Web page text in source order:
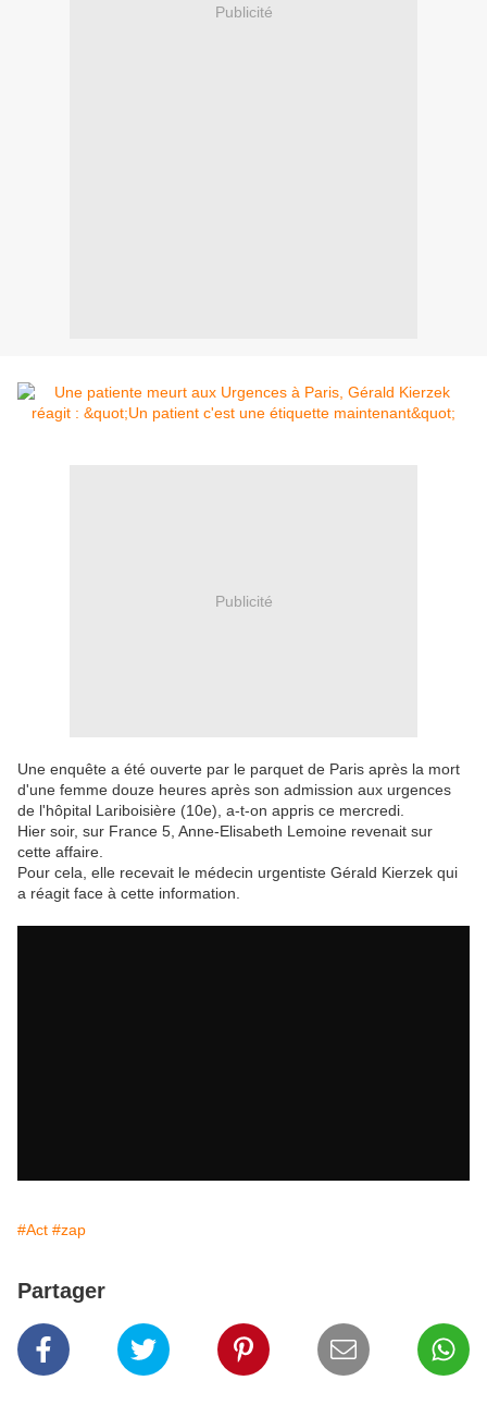
Publicité
Publicité
Une enquête a été ouverte par le parquet de Paris après la mort
d'une femme douze heures après son admission aux urgences
de l'hôpital Lariboisière (10e), a-t-on appris ce mercredi.
Hier soir, sur France 5, Anne-Elisabeth Lemoine revenait sur
cette affaire.
Pour cela, elle recevait le médecin urgentiste Gérald Kierzek qui
a réagit face à cette information.
#Act #zap
Partager